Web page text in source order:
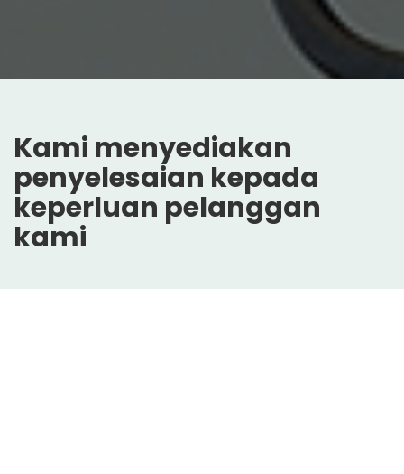
Kami menyediakan
penyelesaian kepada
keperluan pelanggan
kami